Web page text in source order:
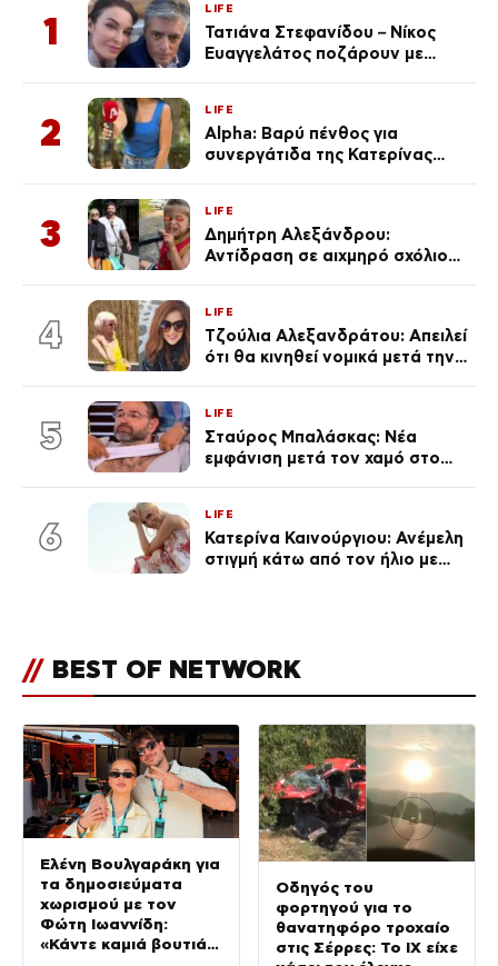
1
LIFE
Τατιάνα Στεφανίδου – Νίκος
Ευαγγελάτος ποζάρουν με
2
LIFE
Alpha: Βαρύ πένθος για
συνεργάτιδα της Κατερίνας
του Θεού»
3
LIFE
Δημήτρη Αλεξάνδρου:
Αντίδραση σε αιχμηρό σχόλιο
4
LIFE
Τζούλια Αλεξανδράτου: Απειλεί
ότι θα κινηθεί νομικά μετά την
5
LIFE
Σταύρος Μπαλάσκας: Νέα
εμφάνιση μετά τον χαμό στο
6
LIFE
Κατερίνα Καινούργιου: Ανέμελη
στιγμή κάτω από τον ήλιο με
// BEST OF NETWORK
Ελένη Βουλγαράκη για
τα δημοσιεύματα
χωρισμού με τον
Φώτη Ιωαννίδη:
«Κάντε καμιά βουτιά
Οδηγός του
φορτηγού για το
θανατηφόρο τροχαίο
στις Σέρρες: Το ΙΧ είχε